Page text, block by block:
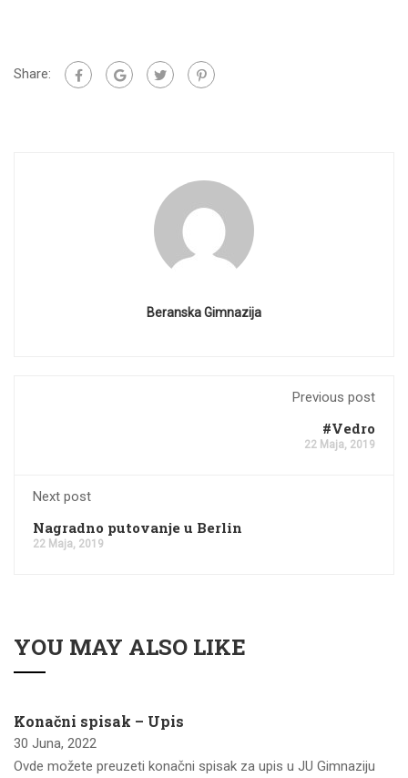
Share:
Beranska Gimnazija
Previous post
#Vedro
22 Maja, 2019
Next post
Nagradno putovanje u Berlin
22 Maja, 2019
YOU MAY ALSO LIKE
Konačni spisak – Upis
30 Juna, 2022
Ovde možete preuzeti konačni spisak za upis u JU Gimnaziju